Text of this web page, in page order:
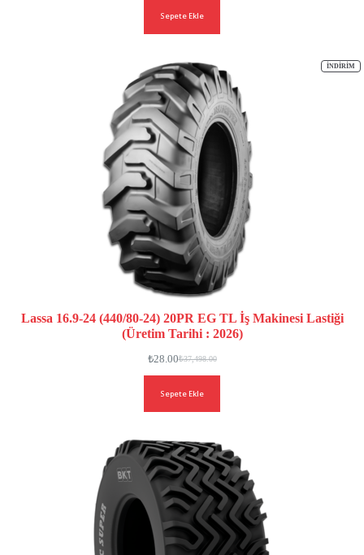
Sepete Ekle
İNDIRIM
Lassa 16.9-24 (440/80-24) 20PR EG TL İş Makinesi Lastiği
(Üretim Tarihi : 2026)
₺37,498.00
₺28.00
Sepete Ekle